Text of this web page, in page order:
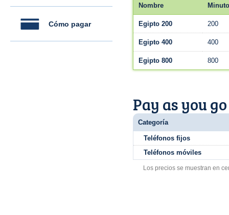
Cómo pagar
Nombre
Egipto 200 200
Egipto 400 400
Egipto 800 800
Pay as you
Categoría
Teléfonos fijos
Teléfonos móviles
Los precios se muestran en